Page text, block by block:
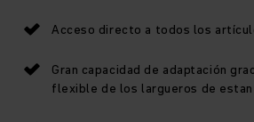
Acceso directo a todos los
Gran capacidad de adaptación
flexible de los largueros de